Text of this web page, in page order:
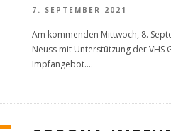
7. SEPTEMBER 2021
Am kommenden Mittwoch, 8.
Neuss mit Unterstützung der
Impfangebot....